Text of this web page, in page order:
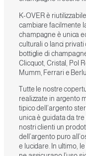
K-OVER è
cambiare facilmente
champagne è unica
culturali o lanci privati
bottiglie di
Clicquot, Cristal, Pol
Mumm, Ferrari e
Tutte le nostre
realizzate in argento
tipico dell’argento
unica è guidata da
nostri clienti un
dell’argento puro
e lucidare. In ultimo,